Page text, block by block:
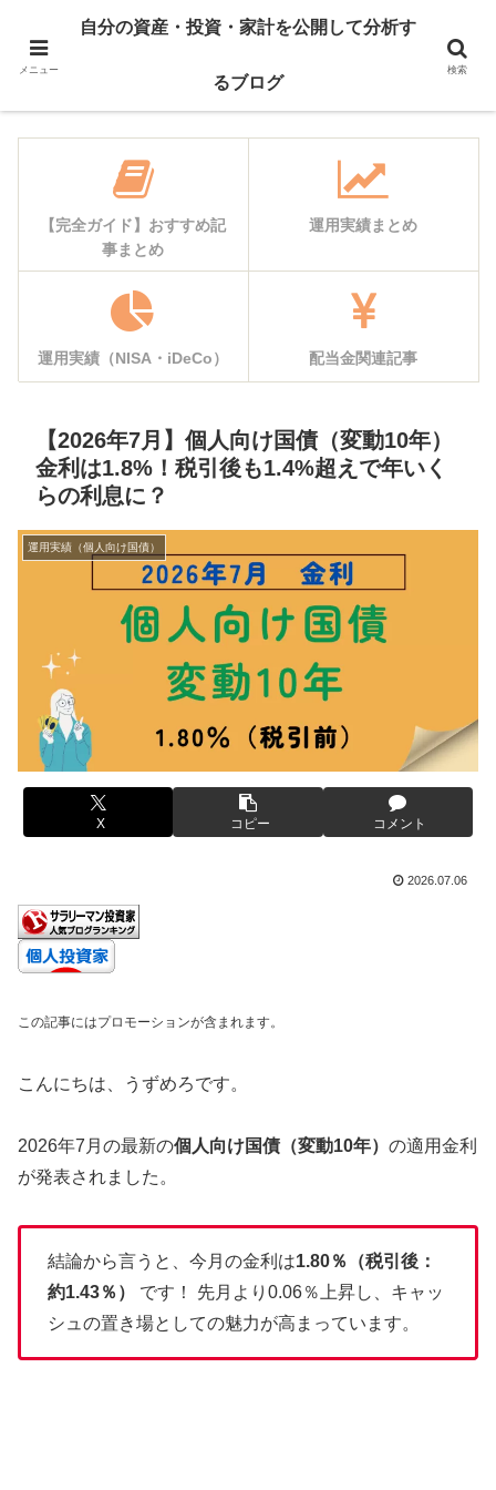
自己紹介 資産公開
【完全ガイド】おすすめ記
事まとめ
運用実績まとめ
運用実績（NISA・iDeCo） 配当金関連記事
【2026年7月】個人向け国債（変動10年）
金利は1.8%！税引後も1.4%超えで年いく
らの利息に？
運用実績（個人向け国債）
X コピー コメント
2026.07.06
この記事にはプロモーションが含まれます。
こんにちは、うずめろです。
2026年7月の最新の個人向け国債（変動10年） の適用金利
が発表されました。
結論から言うと、今月の金利は1.80％（税引後：
約1.43％）
です！ 先月より0.06％上昇し、キャッ
シュの置き場としての魅力が高まっています。
メニュー
自分の資産・投資・家計を公開して分析す
るブログ
検索